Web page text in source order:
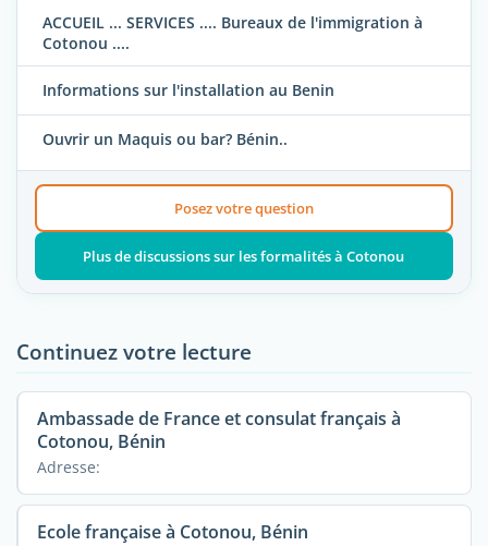
ACCUEIL ... SERVICES .... Bureaux de l'immigration à
Cotonou ....
Informations sur l'installation au Benin
Ouvrir un Maquis ou bar? Bénin..
Posez votre question
Plus de discussions sur les formalités à Cotonou
Continuez votre lecture
Ambassade de France et consulat français à
Cotonou, Bénin
Adresse:
Ecole française à Cotonou, Bénin